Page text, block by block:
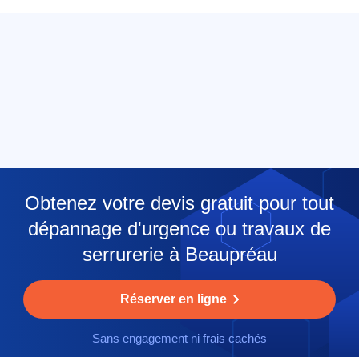
Obtenez votre devis gratuit pour tout
dépannage d'urgence ou travaux de
serrurerie à Beaupréau
Réserver en ligne
Sans engagement ni frais cachés